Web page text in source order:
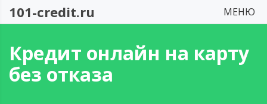
101-credit.ru МЕНЮ
Кредит онлайн на карту
без отказа